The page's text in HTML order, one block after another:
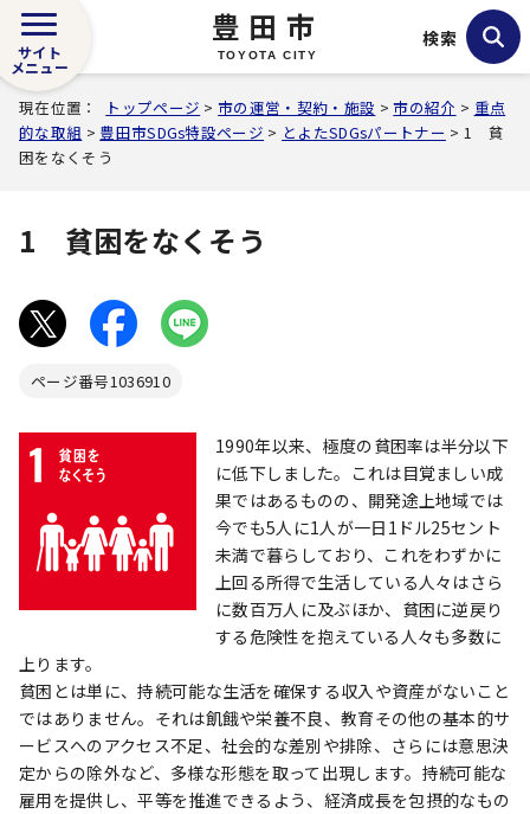
豊田市
TOYOTA CITY
サイト
メニュー
検索
現在位置： トップページ >市の運営・契約・施設 >市の紹介 > 重点
的な取組 > 豊田市SDGs特設ページ > とよたSDGsパートナー > 1 貧
困をなくそう
1 貧困をなくそう
ページ番号1036910
1990年以来、極度の貧困率は半分以下
に低下しました。これは目覚ましい成
果ではあるものの、開発途上地域では
今でも5人に1人が一日1ドル25セント
未満で暮らしており、これをわずかに
上回る所得で生活している人々はさら
に数百万人に及ぶほか、貧困に逆戻り
する危険性を抱えている人々も多数に
上ります。
貧困とは単に、持続可能な生活を確保する収入や資産がないこと
ではありません。それは飢餓や栄養不良、教育その他の基本的サ
ービスへのアクセス不足、社会的な差別や排除、さらには意思決
定からの除外など、多様な形態を取って出現します。持続可能な
雇用を提供し、平等を推進できるよう、経済成長を包摂的なもの